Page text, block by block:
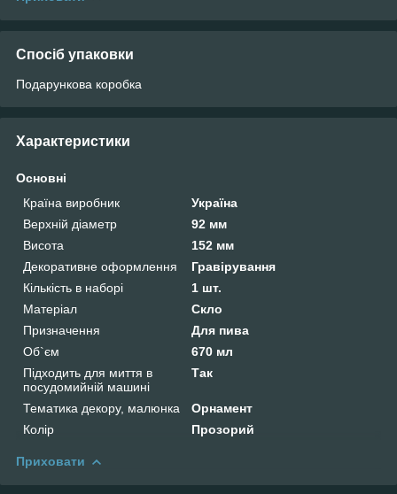
Спосіб упаковки
Подарункова коробка
Характеристики
Основні
Країна виробник
Україна
Верхній діаметр
92 мм
Висота
152 мм
Декоративне оформлення
Гравірування
Кількість в наборі
1 шт.
Матеріал
Скло
Призначення
Для пива
Об`єм
670 мл
Підходить для миття в
посудомийній машині
Так
Тематика декору, малюнка
Орнамент
Колір
Прозорий
Приховати